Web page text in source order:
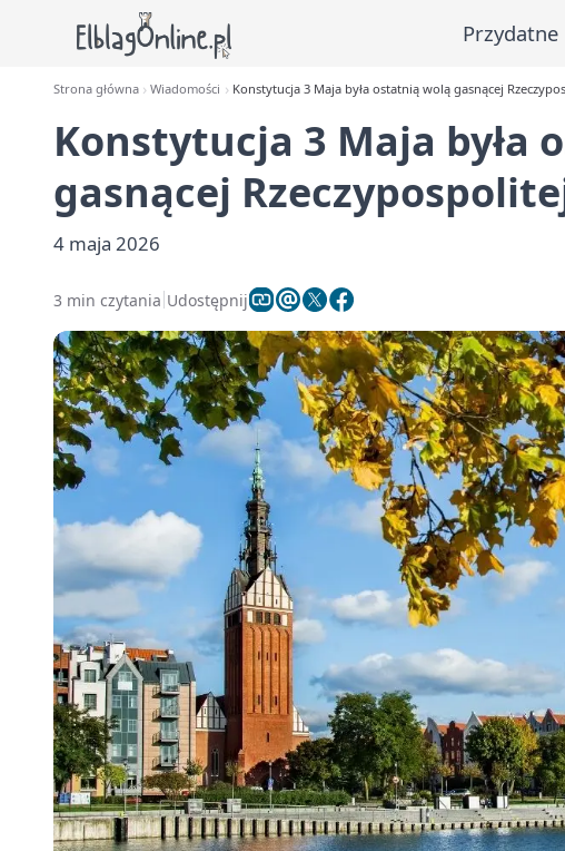
Przydatne
Strona główna Wiadomości Konstytucja 3 Maja była ostatnią wolą gasnącej
Konstytucja 3 Maja była
gasnącej
4 maja 2026
3 min czytania Udostępnij